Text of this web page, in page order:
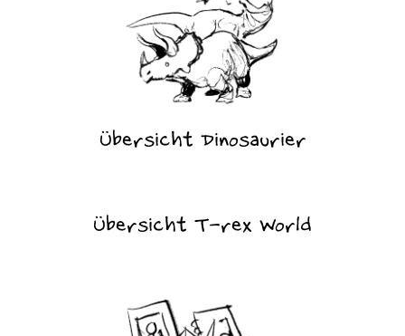
Übersicht Dinosaurier
Übersicht T-rex World